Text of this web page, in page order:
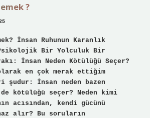
?
İnsan Ruhunun Karanlık
Psikolojik Bir Yolculuk Bir
İnsan Neden Kötülüğü Seçer?
en çok merak ettiğim
şudur: İnsan neden bazen
kötülüğü seçer? Neden kimi
acısından, kendi gücünü
alır? Bu soruların